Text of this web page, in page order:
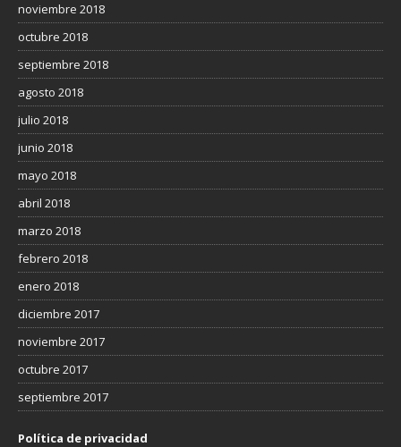
noviembre 2018
octubre 2018
septiembre 2018
agosto 2018
julio 2018
junio 2018
mayo 2018
abril 2018
marzo 2018
febrero 2018
enero 2018
diciembre 2017
noviembre 2017
octubre 2017
septiembre 2017
Política de privacidad